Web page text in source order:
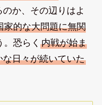
か、その辺りはよ
家的な大問題に無関
。恐らく 内戦が始ま
日々が続いていた